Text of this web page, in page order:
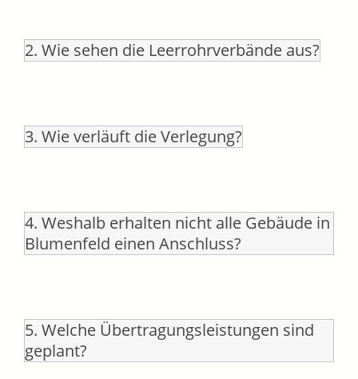
2. Wie sehen die Leerrohrverbände aus?
3. Wie verläuft die Verlegung?
4. Weshalb erhalten nicht alle Gebäude in
Blumenfeld einen Anschluss?
5. Welche Übertragungsleistungen sind
geplant?